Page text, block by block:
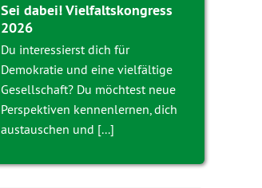
Sei dabei! Vielfaltskongress
2026
Du interessierst dich für
Demokratie und eine vielfältige
Gesellschaft? Du möchtest neue
Perspektiven kennenlernen, dich
austauschen und [...]